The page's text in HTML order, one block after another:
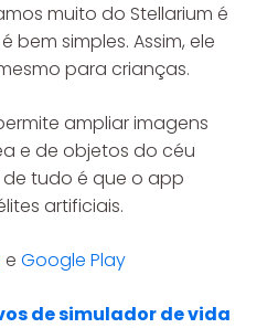
muito do Stellarium é
bem simples. Assim, ele
para crianças.
ampliar imagens
e de objetos do céu
tudo é que o app
artificiais.
e Google Play
de simulador de vida